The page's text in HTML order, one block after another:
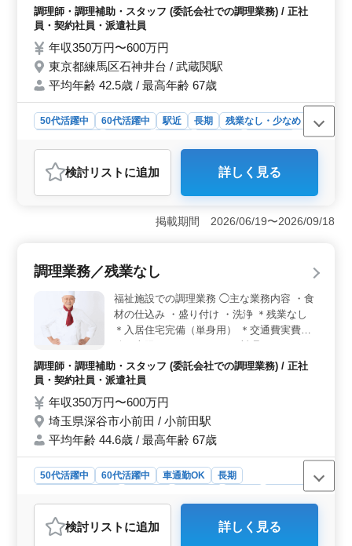
歳以上のベテラン料理人も活躍中。 今まで
の経験を活かして、厨房で活躍してみません
50歳以上活躍中 ＊60歳以上活躍中
調理師・調理補助・スタッフ (委託会社での調理業務) / 正社
員・契約社員・派遣社員
年収350万円〜600万円
東京都練馬区石神井台 / 武蔵関駅
平均年齢 42.5歳 / 最高年齢 67歳
50代活躍中 60代活躍中 駅近 長期
残業なし・少なめ
おすすめポイント
＜高待遇＞ 年収350万円〜600万円と高待遇が魅力で
す。資格不問で調理経験1年以上で応募可能、経験を活か
して安定した収入を得られます。 ＜住環境の充実
のスタッフが活躍中。ベテランの知識と技術を活かし、
ベテラン世代にとって働きやすい職場環境です。
検討リスト に追加 詳しく見る
掲載期間 2026/06/19〜2026/09/18
調理業務／残業なし
福祉施設での調理業務 ◯主な業務内容 ・食
材の仕込み ・盛り付け ・洗浄 ＊残業なし
＊入居住宅完備（単身用） ＊交通費実費支
募集します。 シニアが腕をふるって活躍す
る職場です。
調理師・調理補助・スタッフ (委託会社での調理業務) / 正社
員・契約社員・派遣社員
年収350万円〜600万円
埼玉県深谷市小前田 / 小前田駅
平均年齢 44.6歳 / 最高年齢 67歳
50代活躍中 60代活躍中 車通勤OK
長期
契約社員
調理師・調理補助・スタッフ
おすすめポイント
検討リスト に追加 詳しく見る